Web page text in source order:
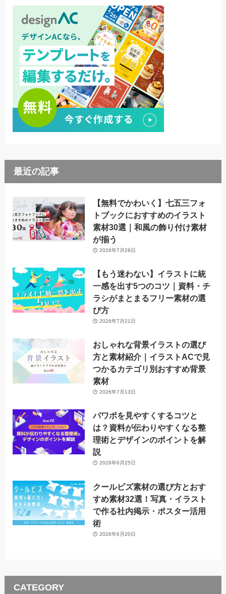
最近の記事
【無料でかわいく】七五三フォ
トブックにおすすめのイラスト
素材30選｜和風の飾り付け素材
が揃う
2026年7月28日
【もう迷わない】イラストに統
一感を出す5つのコツ｜資料・チ
ラシがまとまるフリー素材の選
び方
2026年7月21日
おしゃれな背景イラストの選び
方と素材紹介｜イラストACで見
つかるカテゴリ別おすすめ背景
素材
2026年7月13日
パワポを見やすくするコツと
は？資料が伝わりやすくなる整
理術とデザインのポイントを解
説
2026年6月25日
クールビズ素材の選び方とおす
すめ素材32選！写真・イラスト
で作る社内掲示・ポスター活用
術
2026年6月20日
CATEGORY